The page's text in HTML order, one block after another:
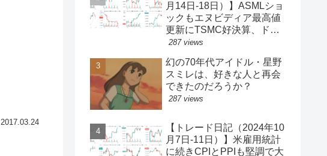
2017.03.24
月14日-18日）】ASMLショ
ックもエヌビディア最高値
更新にTSMC好決算、ドル
円一時150円台、円安株高
340】
287 views
幻の70年代アイドル・星野
スミレは、好きな人と再会
できたのだろうか？
287 views
【トレード日記（2024年10
月7日-11日）】米雇用統計
に続きCPIとPPIも堅調で大